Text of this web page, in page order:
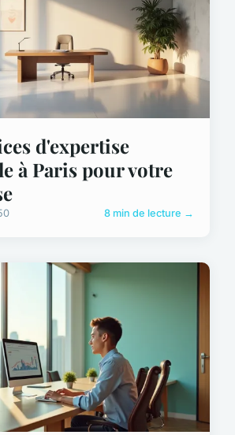
d'expertise
à Paris pour votre
8 min de lecture →